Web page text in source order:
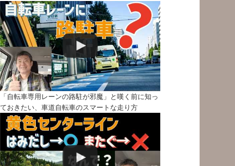
「自転車専用レーンの路駐が邪魔」と嘆く前に知っ
ておきたい、車道自転車のスマートな走り方